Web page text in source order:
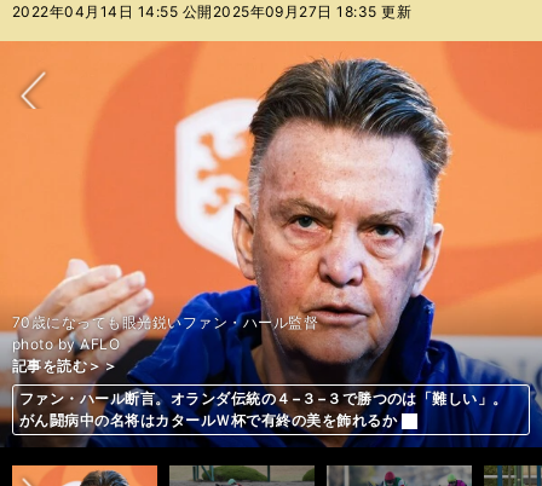
バ
2022年04月14日 14:55 公開 2025年09月27日 18:35 更新
記事を読む＞＞
フロンターレはなぜ三笘薫や旗手怜央ら主力の移籍を次々と容認したの
か。強化本部長の本音は「頭が痛い」
記事を読む＞＞
スーパーGTネクスト世代、最注目は「トヨタの秘蔵っ子」。22歳・宮田
莉朋の夢は「日本人で一番速いドライバーになる」
記事を読む＞＞
鈴木優磨「疲れがどっと出た」。常勝軍団復活へ、アントラーズの課題は
後半の運動量。それでもクラブ初の改革は伸びしろ大
70歳になっても眼光鋭いファン・ハール監督
photo by AFLO
記事を読む＞＞
ファン・ハール断言。オランダ伝統の４−３−３で勝つのは「難しい」。
がん闘病中の名将はカタールＷ杯で有終の美を飾れるか
記事を読む＞＞
「無敗の２億7000万円馬」が皐月賞に挑む。芝コースは２戦目も、「日
本を代表する名牝系」の血は信頼度抜群
記事を読む＞＞
アンカツ厳選の「３歳牡馬番付」。皐月賞、ダービーを制すのはどの馬だ
記事を読む＞＞
激動の「３歳牡馬ランキング」。まさに群雄割拠の世代統一を果たすのは
どの馬か
記事を読む＞＞
春ＧⅠ苦戦中の高田秋は皐月賞で挽回を誓う！「不安を跳ね返す大物感」
「人気薄の狙い目」という注目馬たちは？
記事を読む＞＞
末脚自慢が集った皐月賞。前哨戦で完璧な予行演習をこなした逃げ馬から
漂う大駆けムード
前へ